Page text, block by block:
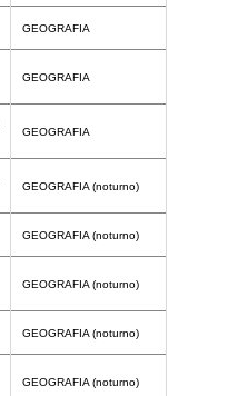
GEOGRAFIA
GEOGRAFIA
GEOGRAFIA
GEOGRAFIA (noturno)
GEOGRAFIA (noturno)
GEOGRAFIA (noturno)
GEOGRAFIA (noturno)
GEOGRAFIA (noturno)